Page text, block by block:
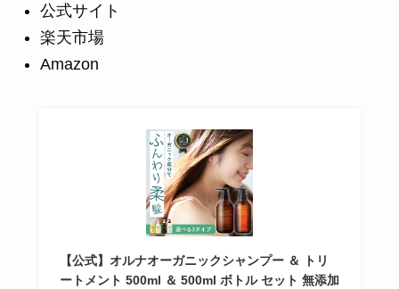
公式サイト
楽天市場
Amazon
【公式】オルナオーガニックシャンプー ＆ トリ
ートメント 500ml ＆ 500ml ボトル セット 無添加